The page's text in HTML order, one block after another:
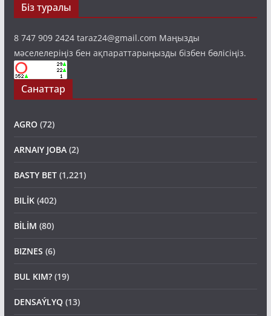
Біз туралы
8 747 909 2424 taraz24@gmail.com Маңызды
мәселелеріңіз бен ақпараттарыңызды бізбен бөлісіңіз.
Санаттар
AGRO(72)
ARNAIY JOBA(2)
BASTY BET (1,221)
BILİK(402)
BİLİM (80)
BIZNES (6)
BUL KIM?(19)
DENSAÝLYQ(13)